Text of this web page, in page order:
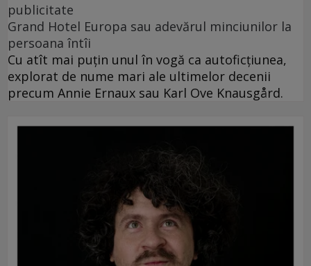
publicitate
Grand Hotel Europa sau adevărul minciunilor la
persoana întîi
Cu atît mai puțin unul în vogă ca autoficțiunea,
explorat de nume mari ale ultimelor decenii
precum Annie Ernaux sau Karl Ove Knausgård.